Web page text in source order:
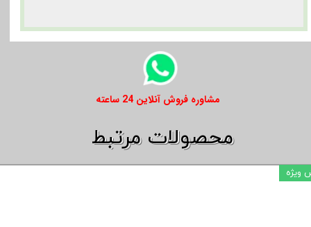
​​مشاوره فروش آنلاین 24 ساعته
​​محصولات مرتبط